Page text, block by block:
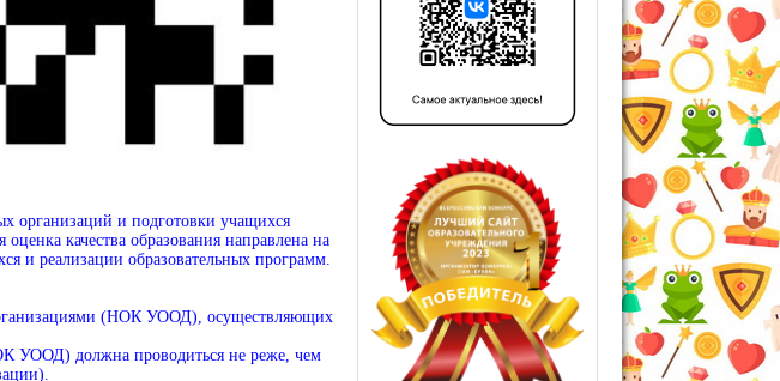
организаций и подготовки учащихся
качества образования направлена на
и реализации образовательных программ.
организациями (НОК УООД), осуществляющих
УООД) должна проводиться не реже, чем